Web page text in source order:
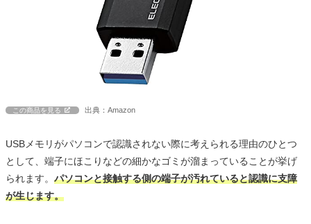
この商品を見る 出典：Amazon
USBメモリがパソコンで認識されない際に考えられる理由のひとつ
として、端子にほこりなどの細かなゴミが溜まっていることが挙げ
られます。 パソコンと接触する側の端子が汚れていると認識に支障
が生じます。